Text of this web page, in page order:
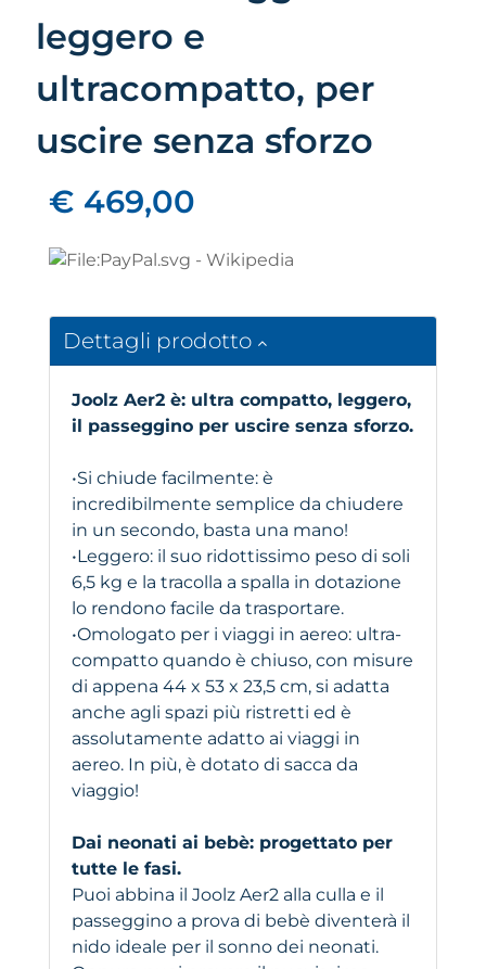
leggero e
ultracompatto, per
uscire senza sforzo
€ 469,00
Dettagli prodotto
Joolz Aer2 è: ultra compatto, leggero,
il passeggino per uscire senza sforzo.
•Si chiude facilmente: è
incredibilmente semplice da chiudere
in un secondo, basta una mano!
•Leggero: il suo ridottissimo peso di soli
6,5 kg e la tracolla a spalla in dotazione
lo rendono facile da trasportare.
•Omologato per i viaggi in aereo: ultra-
compatto quando è chiuso, con misure
di appena 44 x 53 x 23,5 cm, si adatta
anche agli spazi più ristretti ed è
assolutamente adatto ai viaggi in
aereo. In più, è dotato di sacca da
viaggio!
Dai neonati ai bebè: progettato per
tutte le fasi.
Puoi abbina il Joolz Aer2 alla culla e il
passeggino a prova di bebè diventerà il
nido ideale per il sonno dei neonati.